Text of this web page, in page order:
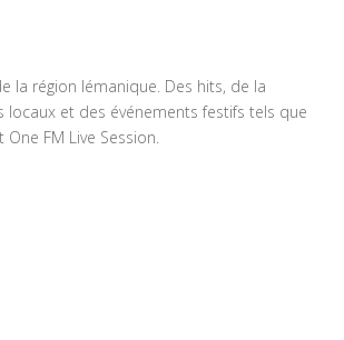
la région lémanique. Des hits, de la
et des événements festifs tels que
FM Live Session.